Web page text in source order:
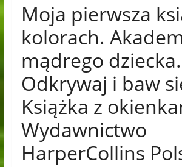
Moja pierwsza
kolorach.
mądrego dziecka.
Odkrywaj i baw
Książka z
Wydawnictwo
HarperCollins